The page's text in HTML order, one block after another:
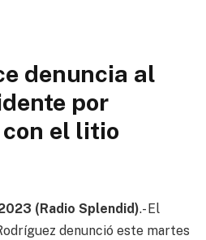
denuncia al
por
con el litio
(Radio Splendid).- El
denunció este martes